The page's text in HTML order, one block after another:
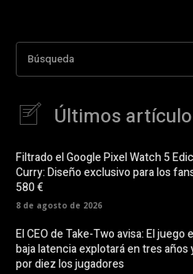
Búsqueda
Últimos
Filtrado el Google Pixel Watch 5
Curry: Diseño exclusivo para los
580 €
8 de agosto de 2026
El CEO de Take-Two avisa: El juego
baja latencia explotará en tres años
por diez los jugadores